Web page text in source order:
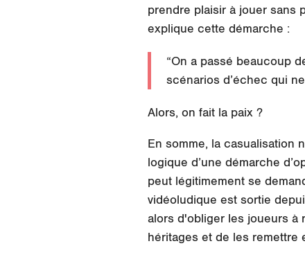
prendre plaisir à jouer sans
explique cette démarche :
“On a passé beaucoup
scénarios d’échec qui
Alors, on fait la paix ?
En somme, la casualisation
logique d’une démarche
peut légitimement se
vidéoludique est sortie
alors d'obliger les joueurs à
héritageset de les remettre